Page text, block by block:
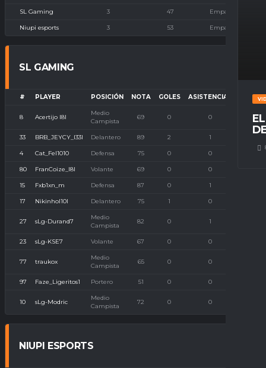
SL Gaming 3 47 Empate
Niupi esports 3 53 Empate
SL GAMING
# PLAYER POSICIÓN NOTA GOLES ASISTENCIAS P.
8 Acertijo l8l
Medio
Campista
69 0 0 0
33 BRB_JEYCY_l33l Delantero 89 2 1
4 Cat_Fel1010 Defensa 75 0 0 0
80 FranCoize_l8l Volante 69 0 0
15 Fxb1xn_m Defensa 87 0 1
17 Nikinhol10l Delantero 75 1 0
27 sLg-Durand7
Medio
Campista
82 0 1
23 sLg-KSE7 Volante 67 0 0
77 traukox
Medio
Campista
65 0 0
97 Faze_Ligeritos1 Portero 51 0 0
10 sLg-Modric
Medio
Campista
72 0 0
NIUPI ESPORTS